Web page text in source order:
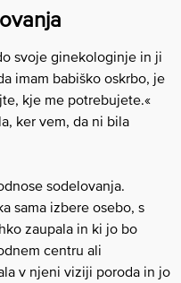
svoje ginekologinje in ji
imam babiško oskrbo, je
kje me potrebujete.«
ker vem, da ni bila
sodelovanja.
sama izbere osebo, s
zaupala in ki jo bo
centru ali
v njeni viziji poroda in jo